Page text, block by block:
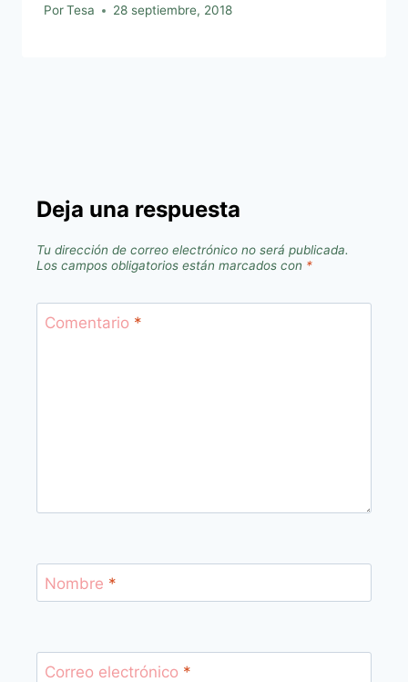
PorTesa 28 septiembre, 2018
Deja una respuesta
Tu dirección de correo electrónico no será publicada.
Los campos obligatorios están marcados con *
Comentario *
Nombre *
Correo electrónico *